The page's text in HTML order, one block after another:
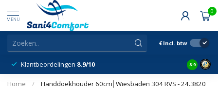
MENU
0
€ Incl. btw
Klantbeordelingen 8.9/10 8.9
Home / Handdoekhouder 60cm⎢Wiesbaden 304 RVS - 24.3820